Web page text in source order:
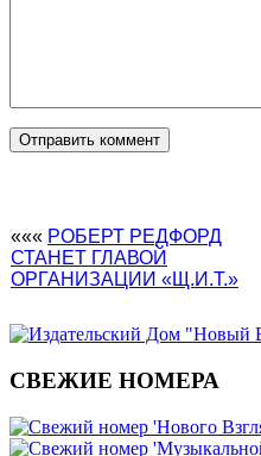
««« РОБЕРТ РЕДФОРД
СТАНЕТ ГЛАВОЙ
ОРГАНИЗАЦИИ «Щ.И.Т.»
СВЕЖИЕ НОМЕРА